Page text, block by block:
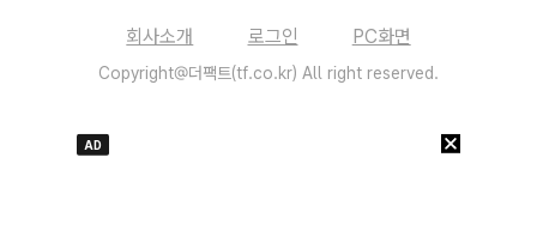
회사소개 로그인 PC화면
Copyright@더팩트(tf.co.kr) All right reserved.
AD